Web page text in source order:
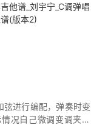
他谱_刘宇宁_C调弹唱
(版本2)
进行编配，弹奏时变
况自己微调变调夹品